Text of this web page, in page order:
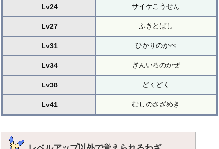
Lv24 サイケこうせん
Lv27 ふきとばし
Lv31 ひかりのかべ
Lv34 ぎんいろのかぜ
Lv38 どくどく
Lv41 むしのさざめき
†